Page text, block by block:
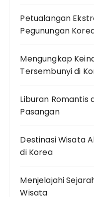
Petualangan
Pegunungan
Mengungkap
Tersembunyi di
Liburan Romantis
Pasangan
Destinasi Wisata
di Korea
Menjelajahi
Wisata